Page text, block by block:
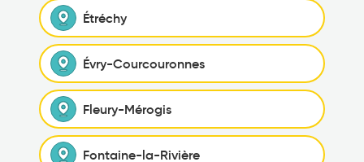
Étréchy
Évry-Courcouronnes
Fleury-Mérogis
Fontaine-la-Rivière